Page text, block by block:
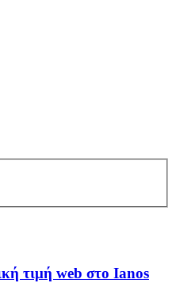
τιμή web στο Ianos